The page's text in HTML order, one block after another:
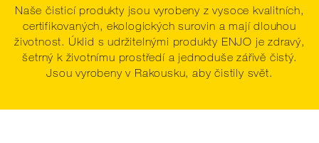
Naše čisticí produkty jsou vyrobeny z vysoce kvalitních,
certifikovaných, ekologických surovin a mají dlouhou
životnost. Úklid s udržitelnými produkty ENJO je zdravý,
šetrný k životnímu prostředí a jednoduše zářivě čistý.
Jsou vyrobeny v Rakousku, aby čistily svět.